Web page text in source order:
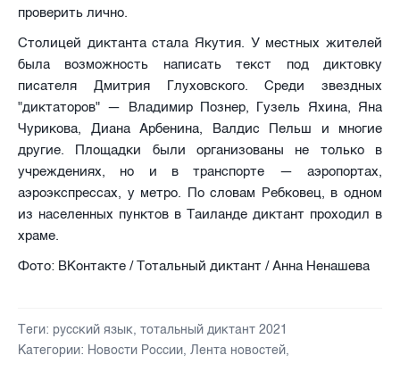
проверить лично.
Столицей диктанта стала Якутия. У местных жителей
была возможность написать текст под диктовку
писателя Дмитрия Глуховского. Среди звездных
"диктаторов" — Владимир Познер, Гузель Яхина, Яна
Чурикова, Диана Арбенина, Валдис Пельш и многие
другие. Площадки были организованы не только в
учреждениях, но и в транспорте — аэропортах,
аэроэкспрессах, у метро. По словам Ребковец, в одном
из населенных пунктов в Таиланде диктант проходил в
храме.
Фото: ВКонтакте / Тотальный диктант / Анна Ненашева
Теги: русский язык, тотальный диктант 2021
Категории: Новости России, Лента новостей,